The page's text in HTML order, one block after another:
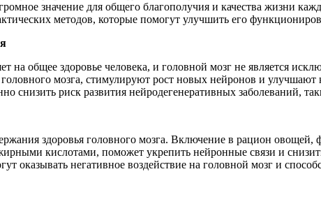
значение для общего благополучия и качества жизни
методов, которые помогут улучшить его
на общее здоровье человека, и головной мозг не является
мозга, стимулируют рост новых нейронов и
снизить риск развития нейродегенеративных заболеваний,
здоровья головного мозга. Включение в рацион
кислотами, поможет укрепить нейронные связи и
оказывать негативное воздействие на головной мозг и